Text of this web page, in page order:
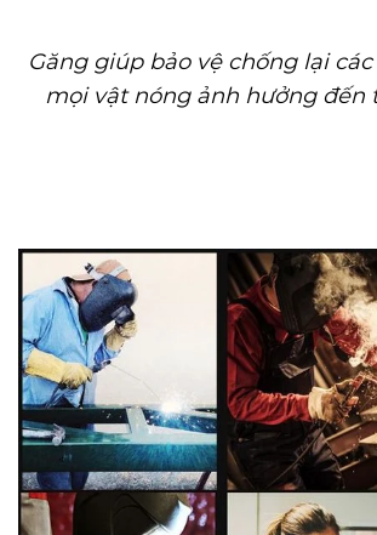
Găng giúp bảo vệ chống lại
mọi vật nóng ảnh hưởng đến